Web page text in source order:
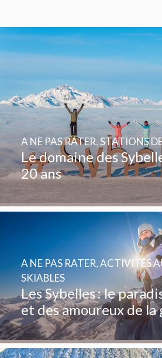
Le domaine des
20 ans
A NE PAS RATER,STATIONS
Les Sybelles : le
et des amoureux de la
A NE PAS RATER,ACTIVITÉS
SKIABLES